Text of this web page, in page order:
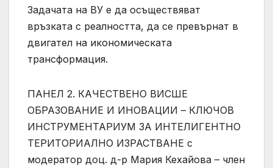
Задачата на ВУ е да осъществяват
връзката с реалността, да се превърнат в
двигател на икономическата
трансформация.
ПАНЕЛ 2. КАЧЕСТВЕНО ВИСШЕ
ОБРАЗОВАНИЕ И ИНОВАЦИИ – КЛЮЧОВ
ИНСТРУМЕНТАРИУМ ЗА ИНТЕЛИГЕНТНО
ТЕРИТОРИАЛНО ИЗРАСТВАНЕ с
модератор доц. д-р Мария Кехайова – член